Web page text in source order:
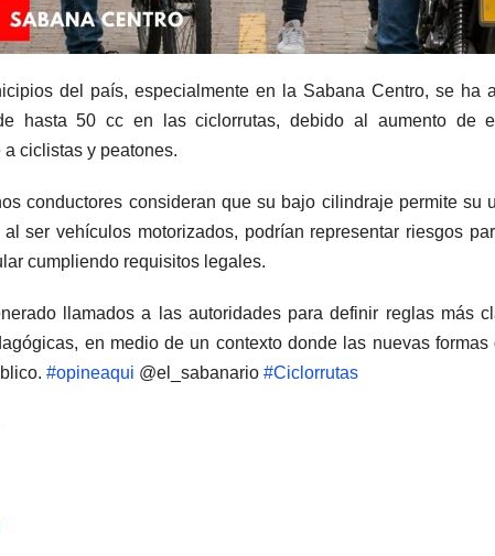
del país, especialmente en la Sabana Centro, se ha
hasta 50 cc en las ciclorrutas, debido al aumento de
ciclistas y peatones.
conductores consideran que su bajo cilindraje permite su
ser vehículos motorizados, podrían representar riesgos
cumpliendo requisitos legales.
llamados a las autoridades para definir reglas más
en medio de un contexto donde las nuevas
#opineaqui @el_sabanario #Ciclorrutas